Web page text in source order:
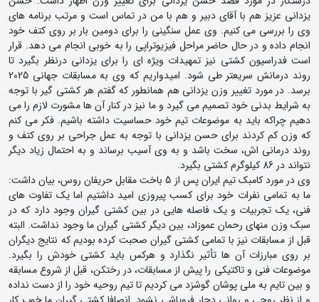
یزدانی عزیز هم با آقای دبیر و هم با من در تماس است و مرتب برنامه های
وی را بررسی می کنیم. وی عمل سنگینی را برای دومین بار بر روی کتف خود
انجام داده و در حال حاضر مراحل فیزیوتراپی را به خوبی انجام می دهد. قرار
است فدراسیون کشتی نیز تمهیدات ویژه ای را برای یزدانی درنظر بگیرد تا
روند درمانش سریعتر طی شود. امیدواریم که وی به مسابقات جهانی 2025
برسد. در مورد تغییر وزن یزدانی هم همانطور که گفتم هر کشتی گیر با توجه
به شرایط بدنی خود تصمیم می گیرد و ما نیز در کنار آن ها مشورت لازم را می
دهیم چراکه باید به موضوعات تیم خود حساسیت داشته باشیم. فکر می کنم
که وزن کم کردند برای حسن یزدانی با توجه به عمل جراحی بر روی کتف و
روند درمانی اش، سخت باشد و به وی آسیب برساند و به احتمال زیاد دیگر
نتواند در 86 کیلوگرم کشتی بگیرد.
وی در مورد کامبک تیم ایران پس از 5 باخت مقابل حریفان روس، بیان داشت:
ما به تمامی نفرات خود برای کسب پیروزی امید داشتیم اما یک تفاوت های
فنی، یک تجربیات و یک فاصله هایی در بین کشتی گیران وجود دارد که در
سبک وزن منهای رحمان عموزاد، بین دیگر کشتی گیران ما وجود نداشت. البته
قبل از مسابقات نیز با تمامی کشتی گیران صحبت کرده بودیم که نتایج دیگران
بر روی مبارزات آن ها تأثیر نگذارد و هرکس باید کشتی خودش را بگیرد.
موضوعات فنی و تاکتیکی را پیش از مسابقات، در رختکن، قبل از شروع مسابقه
و بین تایم به ملی پوشان گوشزد می کردیم تا تیم روحیه خود را از دست نداده